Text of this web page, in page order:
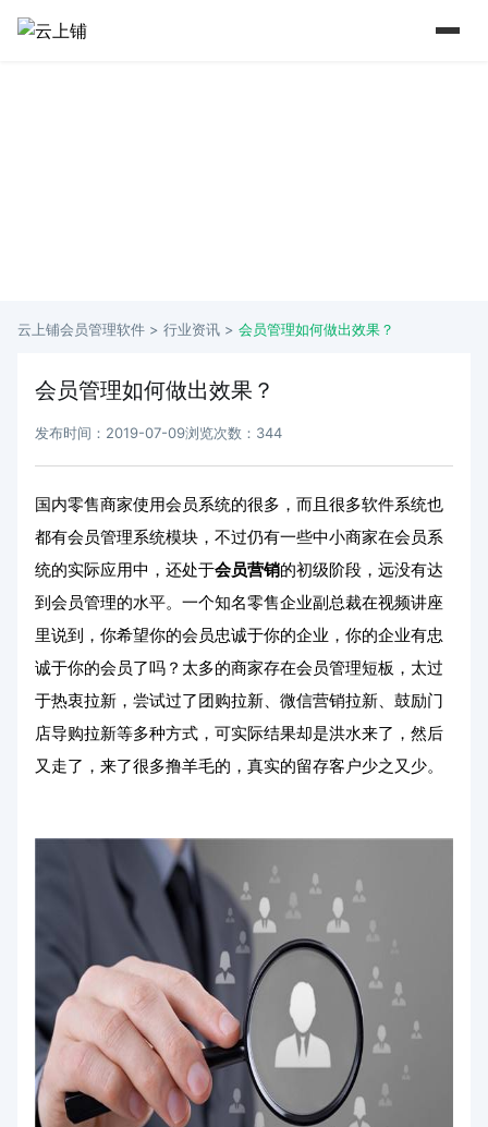
云上铺会员管理软件 > 行业资讯 > 会员管理如何做出效果？
会员管理如何做出效果？
发布时间：2019-07-09浏览次数：344
国内零售商家使用会员系统的很多，而且很多软件系统也
都有会员管理系统模块，不过仍有一些中小商家在会员系
统的实际应用中，还处于会员营销的初级阶段，远没有达
到会员管理的水平。一个知名零售企业副总裁在视频讲座
里说到，你希望你的会员忠诚于你的企业，你的企业有忠
诚于你的会员了吗？太多的商家存在会员管理短板，太过
于热衷拉新，尝试过了团购拉新、微信营销拉新、鼓励门
店导购拉新等多种方式，可实际结果却是洪水来了，然后
又走了，来了很多撸羊毛的，真实的留存客户少之又少。